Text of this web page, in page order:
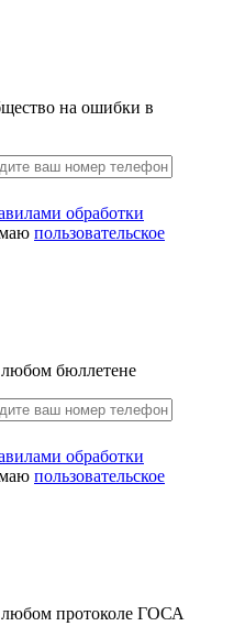
на ошибки в
обработки
пользовательское
бюллетене
обработки
пользовательское
любом протоколе ГОСА